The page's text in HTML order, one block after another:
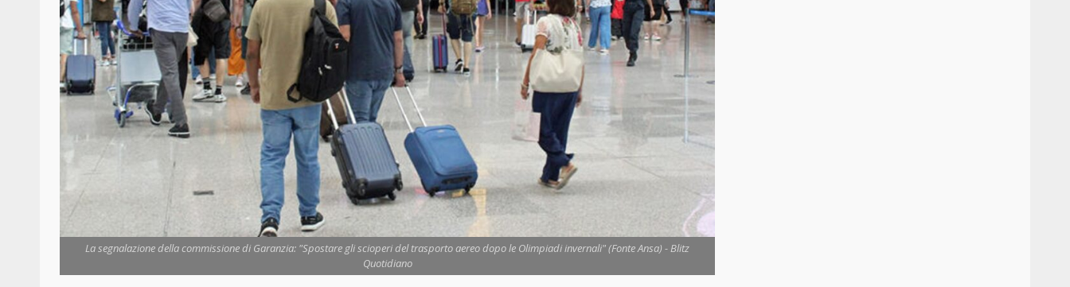
La segnalazione della commissione di Garanzia: "Spostare gli scioperi del trasporto aereo dopo le Olimpiadi invernali" (Fonte Ansa) - Blitz
Quotidiano